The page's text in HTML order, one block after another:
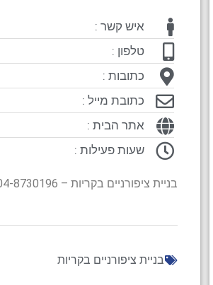
איש קשר :
טלפון :
כתובות :
כתובת מייל :
אתר הבית :
שעות פעילות :
בניית ציפורניים בקריות – 04-8730196 קק"ל 9 קרית מוצקין
בניית ציפורניים בקריות